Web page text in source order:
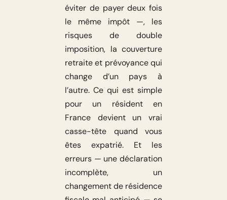
éviter de payer deux fois
le même impôt —, les
risques de double
imposition, la couverture
retraite et prévoyance qui
change d’un pays à
l’autre. Ce qui est simple
pour un résident en
France devient un vrai
casse-tête quand vous
êtes expatrié. Et les
erreurs — une déclaration
incomplète, un
changement de résidence